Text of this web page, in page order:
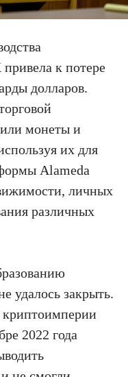
к потере
долларов.
монеты и
их для
Alameda
личных
различных
удалось закрыть.
2022 года